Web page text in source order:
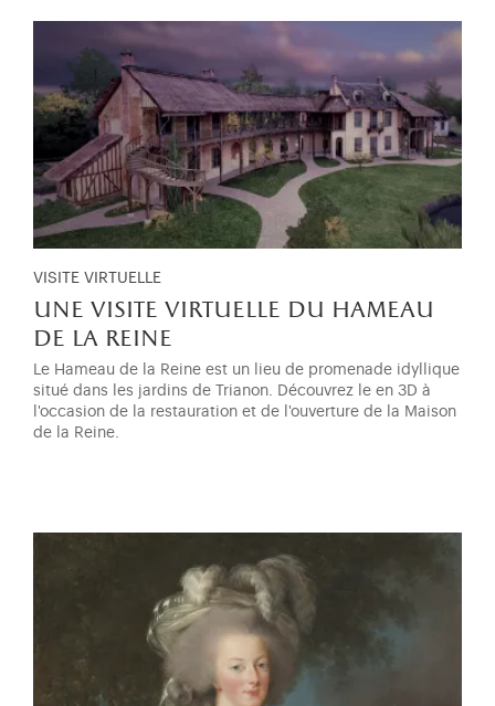
VISITE VIRTUELLE
une visite virtuelle du hameau
de la reine
Le Hameau de la Reine est un lieu de promenade idyllique
situé dans les jardins de Trianon. Découvrez le en 3D à
l'occasion de la restauration et de l'ouverture de la Maison
de la Reine.